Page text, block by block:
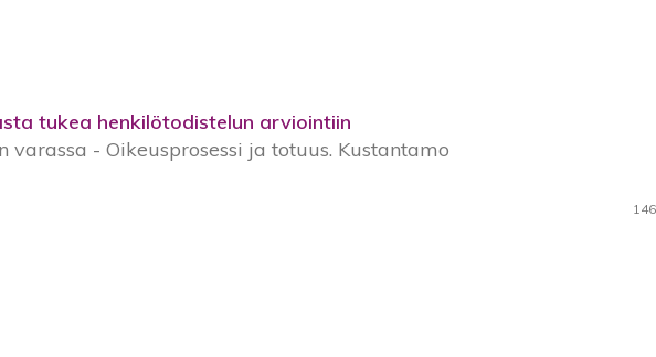
tukea henkilötodistelun arviointiin
varassa - Oikeusprosessi ja totuus. Kustantamo